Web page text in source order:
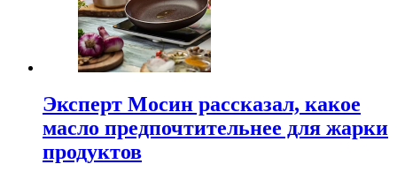
Эксперт Мосин рассказал, какое
масло предпочтительнее для жарки
продуктов